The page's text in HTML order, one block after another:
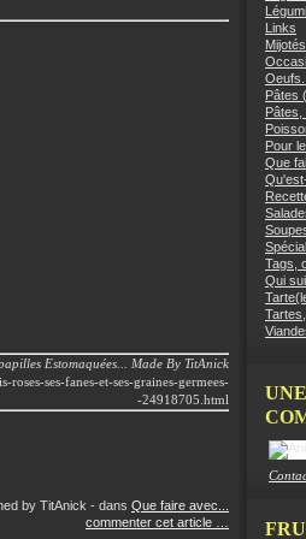
Estomaquées... Made By TitAnick
ses-fanes-et-ses-graines-germees-
-24918705.html
by TitAnick - dans Que faire avec...
commenter cet article
Links
Pâtes
Pâtes,
Pour
Que
Tags,
Qui